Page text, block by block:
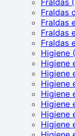
Fraldas
Fraldas
Fraldas
Fraldas
Higiene
Higiene
Higiene
Higiene
Higiene
Higiene
Higiene
Higiene